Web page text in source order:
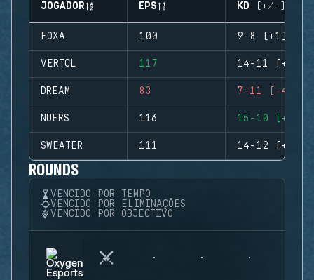
JOGADOR EPS KD (+/-)
FOXA 100 9-8 (+1)
VERTCL 117 14-11 (+3)
DREAM 83 7-11 (-4)
NUERS 116 15-10 (+5)
SWEATER 111 14-12 (+2)
ROUNDS
VENCIDO POR TEMPO
VENCIDO POR ELIMINAÇÕES
VENCIDO POR OBJECTIVO